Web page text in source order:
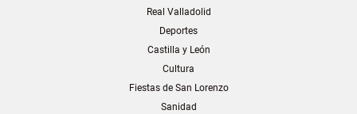
Real Valladolid
Deportes
Castilla y León
Cultura
Fiestas de San Lorenzo
Sanidad